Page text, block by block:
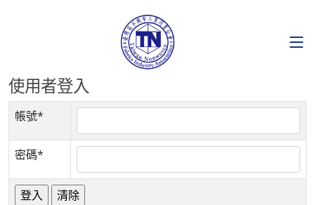
使用者登入
帳號*
密碼*